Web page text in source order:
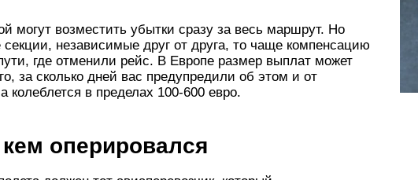
могут возместить убытки сразу за весь маршрут. Но
независимые друг от друга, то чаще компенсацию
где отменили рейс. В Европе размер выплат может
за сколько дней вас предупредили об этом и от
в пределах 100-600 евро.
оперировался